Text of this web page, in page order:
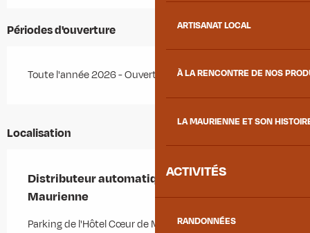
ARTISANAT LOCAL
À LA RENCONTRE DE NOS
LA MAURIENNE ET SON
ACTIVITÉS
RANDONNÉES
Périodes d'ouverture
Toute l'année 2026 - Ouvert tous les jours
Localisation
Distributeur automatique les Paniers de
Maurienne
Parking de l'Hôtel Cœur de Maurienne, 371 Avenue